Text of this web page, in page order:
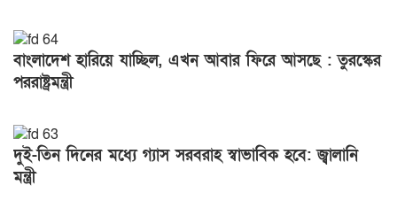
বাংলাদেশ হারিয়ে যাচ্ছিল, এখন আবার ফিরে আসছে : তুরস্কের
পররাষ্ট্রমন্ত্রী
দুই-তিন দিনের মধ্যে গ্যাস সরবরাহ স্বাভাবিক হবে: জ্বালানি
মন্ত্রী